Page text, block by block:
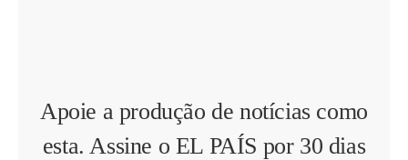
Apoie a produção de notícias como
esta. Assine o EL PAÍS por 30 dias